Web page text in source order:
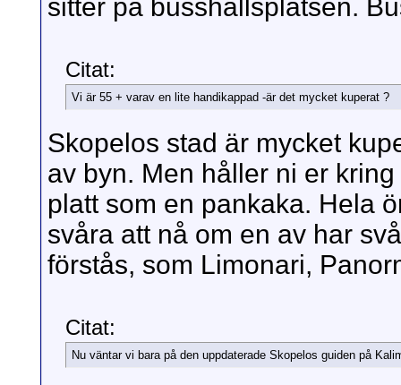
sitter på busshållsplatsen.
Citat:
Vi är 55 + varav en lite handikappad -är det mycket kuperat ?
Skopelos stad är mycket
av byn. Men håller ni er
platt som en pankaka. Hela
svåra att nå om en av har
förstås, som Limonari,
Citat:
Nu väntar vi bara på den uppdaterade Skopelos guiden på